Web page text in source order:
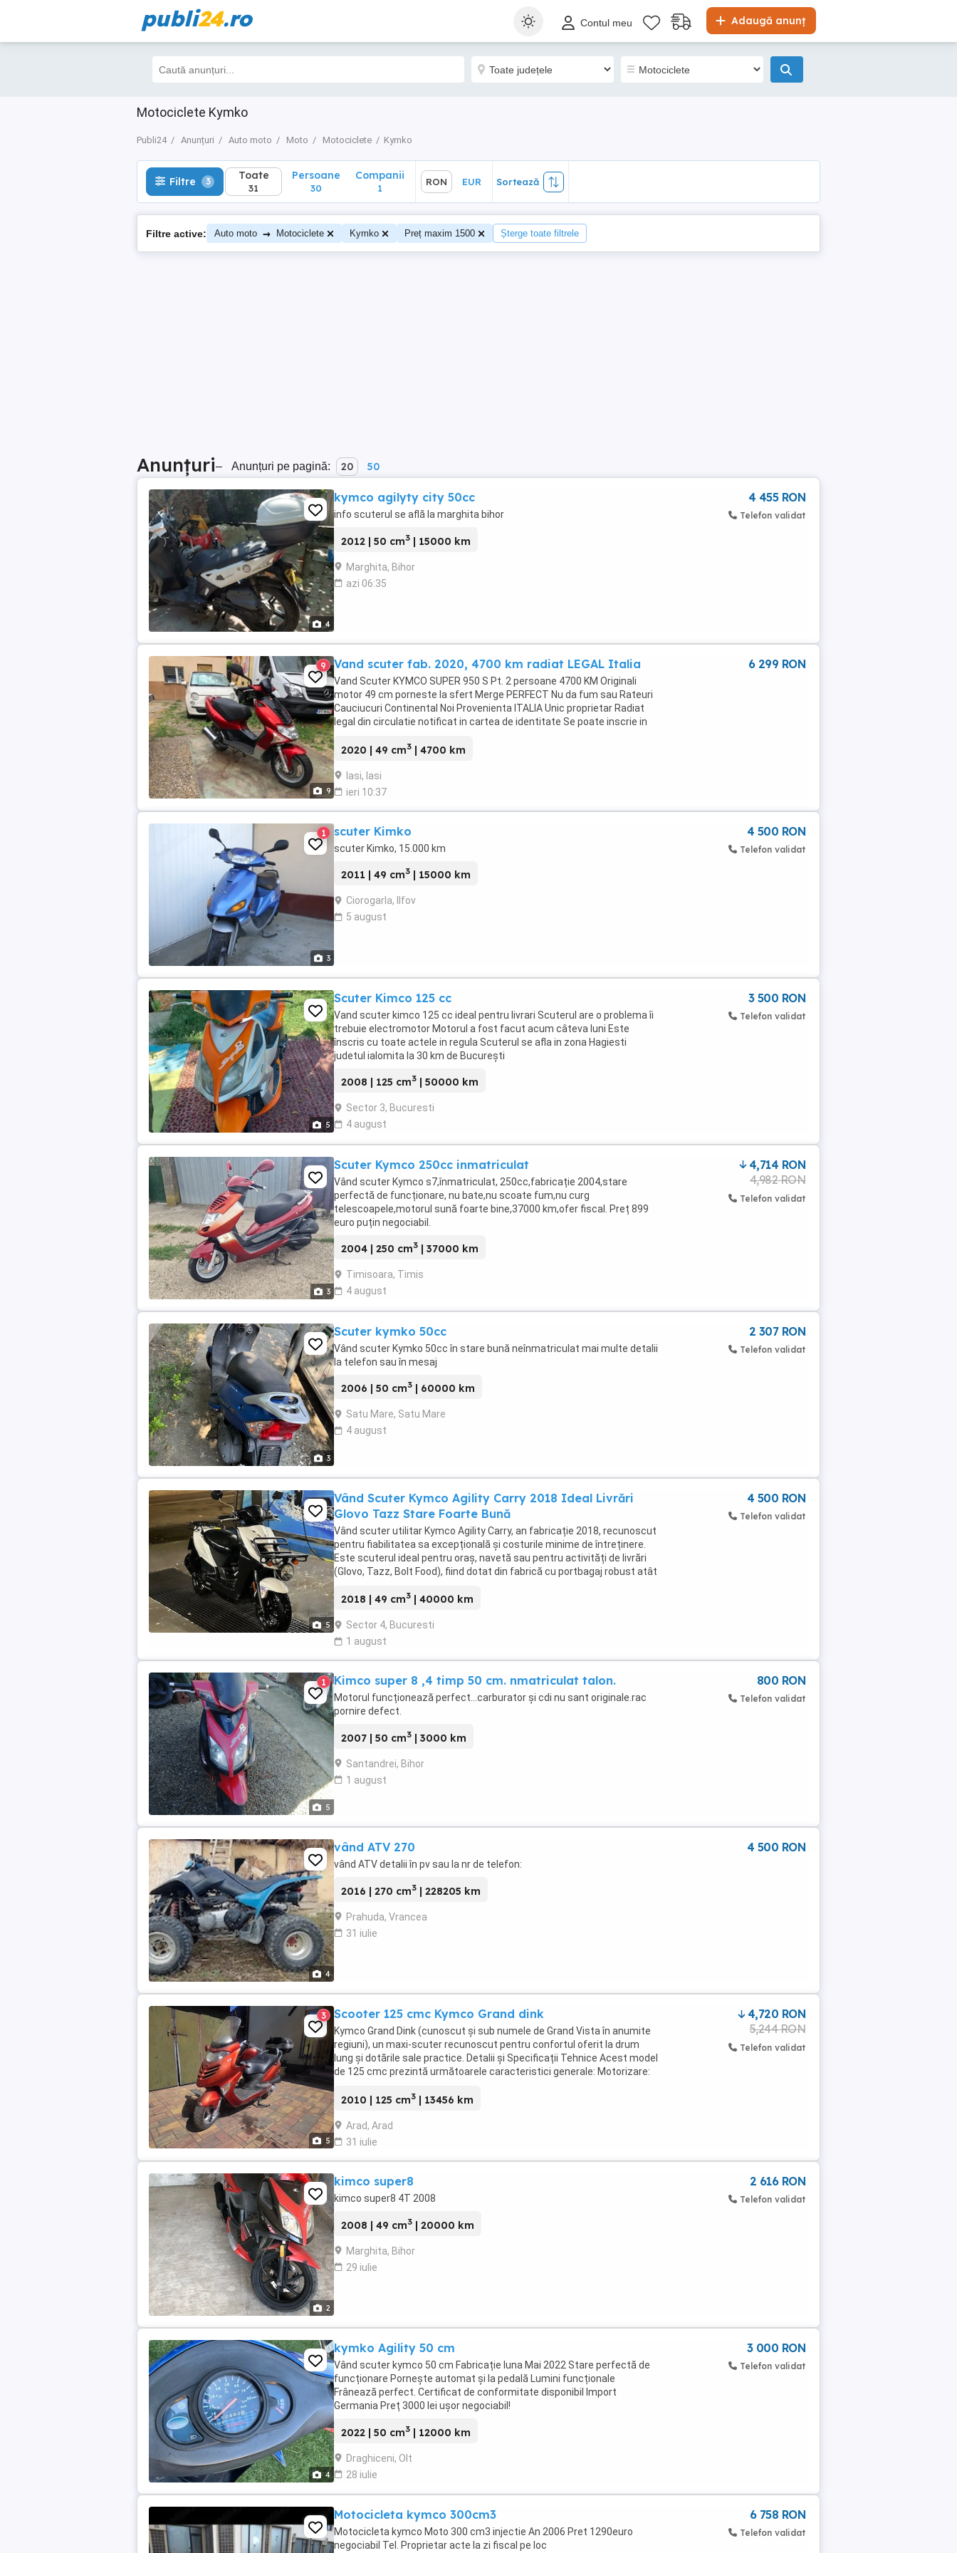
publi24.ro Adaugă anunț
Contul meu
Motociclete Kymko
Publi24 Anunțuri Auto moto Moto Motociclete Kymko
Filtre 3 Toate
31
Sortează
Filtre 3 Toate
31
Persoane
30
Companii
1
RON EUR Sortează
Filtre active: Auto moto → Motociclete Kymko Preț maxim 1500 Șterge toate filtrele
Anunțuri– Anunțuri pe pagină: 20 50
4
kymco agilyty city 50cc
info scuterul se află la marghita bihor
2012 | 50 cm3 | 15000 km
Marghita, Bihor
azi 06:35
4 455 RON
Telefon validat
9
9 Vand scuter fab. 2020, 4700 km radiat LEGAL Italia
Vand Scuter KYMCO SUPER 950 S Pt. 2 persoane 4700 KM Originali
motor 49 cm porneste la sfert Merge PERFECT Nu da fum sau Rateuri
Cauciucuri Continental Noi Provenienta ITALIA Unic proprietar Radiat
legal din circulatie notificat in cartea de identitate Se poate inscrie in
2020 | 49 cm3 | 4700 km
Iasi, Iasi
ieri 10:37
6 299 RON
3
1 scuter Kimko
scuter Kimko, 15.000 km
2011 | 49 cm3 | 15000 km
Ciorogarla, Ilfov
5 august
4 500 RON
Telefon validat
5
Scuter Kimco 125 cc
Vand scuter kimco 125 cc ideal pentru livrari Scuterul are o problema îi
trebuie electromotor Motorul a fost facut acum câteva luni Este
înscris cu toate actele in regula Scuterul se afla in zona Hagiesti
judetul ialomita la 30 km de București
2008 | 125 cm3 | 50000 km
Sector 3, Bucuresti
4 august
3 500 RON
Telefon validat
3
Scuter Kymco 250cc inmatriculat
Vând scuter Kymco s7,înmatriculat, 250cc,fabricație 2004,stare
perfectă de funcționare, nu bate,nu scoate fum,nu curg
telescoapele,motorul sună foarte bine,37000 km,ofer fiscal. Preț 899
euro puțin negociabil.
2004 | 250 cm3 | 37000 km
Timisoara, Timis
4 august
4,714 RON
4,982 RON
Telefon validat
3
Scuter kymko 50cc
Vând scuter Kymko 50cc în stare bună neînmatriculat mai multe detalii
la telefon sau în mesaj
2006 | 50 cm3 | 60000 km
Satu Mare, Satu Mare
4 august
2 307 RON
Telefon validat
5
Vând Scuter Kymco Agility Carry 2018 Ideal Livrări
Glovo Tazz Stare Foarte Bună
Vând scuter utilitar Kymco Agility Carry, an fabricație 2018, recunoscut
pentru fiabilitatea sa excepțională și costurile minime de întreținere.
Este scuterul ideal pentru oraș, navetă sau pentru activități de livrări
(Glovo, Tazz, Bolt Food), fiind dotat din fabrică cu portbagaj robust atât
2018 | 49 cm3 | 40000 km
Sector 4, Bucuresti
1 august
4 500 RON
Telefon validat
5
1 Kimco super 8 ,4 timp 50 cm. nmatriculat talon.
Motorul funcționează perfect...carburator și cdi nu sant originale.rac
pornire defect.
2007 | 50 cm3 | 3000 km
Santandrei, Bihor
1 august
800 RON
Telefon validat
4
vând ATV 270
vând ATV detalii în pv sau la nr de telefon:
2016 | 270 cm3 | 228205 km
Prahuda, Vrancea
31 iulie
4 500 RON
5
3 Scooter 125 cmc Kymco Grand dink
Kymco Grand Dink (cunoscut și sub numele de Grand Vista în anumite
regiuni), un maxi-scuter recunoscut pentru confortul oferit la drum
lung și dotările sale practice. Detalii și Specificații Tehnice Acest model
de 125 cmc prezintă următoarele caracteristici generale: Motorizare:
2010 | 125 cm3 | 13456 km
Arad, Arad
31 iulie
4,720 RON
5,244 RON
Telefon validat
2
kimco super8
kimco super8 4T 2008
2008 | 49 cm3 | 20000 km
Marghita, Bihor
29 iulie
2 616 RON
Telefon validat
4
kymko Agility 50 cm
Vând scuter kymco 50 cm Fabricație luna Mai 2022 Stare perfectă de
funcționare Pornește automat și la pedală Lumini funcționale
Frânează perfect. Certificat de conformitate disponibil Import
Germania Preț 3000 lei ușor negociabil!
2022 | 50 cm3 | 12000 km
Draghiceni, Olt
28 iulie
3 000 RON
Telefon validat
Motocicleta kymco 300cm3
Motocicleta kymco Moto 300 cm3 injectie An 2006 Pret 1290euro
negociabil Tel. Proprietar acte la zi fiscal pe loc
6 758 RON
Telefon validat